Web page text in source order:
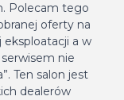
Polecam tego
oferty na
a w
nie
Ten salon jest
dealerów